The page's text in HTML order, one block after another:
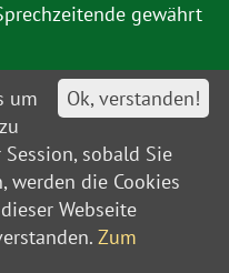
gewährt
Barrierefreiheit Leitweg-IDs
Ok, verstanden!
um
sobald Sie
werden die Cookies
Webseite
Zum